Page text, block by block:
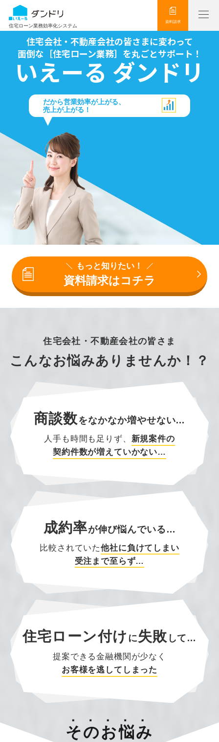
住宅ローン業務効率化システム
資料請求
住宅会社・不動産会社の皆さまに変わって
面倒な［住宅ローン業務］を丸ごとサポート！
いえーる ダンドリ
だから営業効率が上がる、
売上が上がる！
もっと知りたい！
資料請求はコチラ
住宅会社・不動産会社の皆さま
こんなお悩みありませんか！？
商談数をなかなか増やせない…
人手も時間も足りず、 新規案件の
契約件数が増えていかない…
成約率が伸び悩んでいる…
比較されていた他社に負けてしまい
受注まで至らず…
住宅ローン付け に失敗 して…
提案できる金融機関が少なく
お客様を逃してしまった
そのお悩み